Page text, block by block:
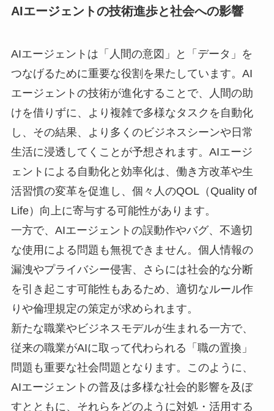
AIエージェントの技術進歩と社会への影響
AIエージェントは「人間の意図」と「データ」を
つなげるために重要な役割を果たしています。AI
エージェントの技術が進化することで、人間の助
けを借りずに、より複雑で多様なタスクを自動化
し、その結果、より多くのビジネスシーンや日常
生活に浸透してくことが予想されます。AIエージ
ェントによる自動化と効率化は、働き方改革や生
活習慣の変革を促進し、個々人のQOL（Quality of
Life）向上に寄与する可能性があります。
一方で、AIエージェントの誤動作やバグ、不適切
な使用による問題も無視できません。個人情報の
漏洩やプライバシー侵害、さらには社会的な分断
を引き起こす可能性もあるため、適切なルール作
りや倫理規定の策定が求められます。
新たな職業やビジネスモデルが生まれる一方で、
従来の職業がAIに取って代わられる「職の置換」
問題も重要な社会問題となります。このように、
AIエージェントの普及は多様な社会的影響を及ぼ
すとともに、それらをどのように対処・活用する